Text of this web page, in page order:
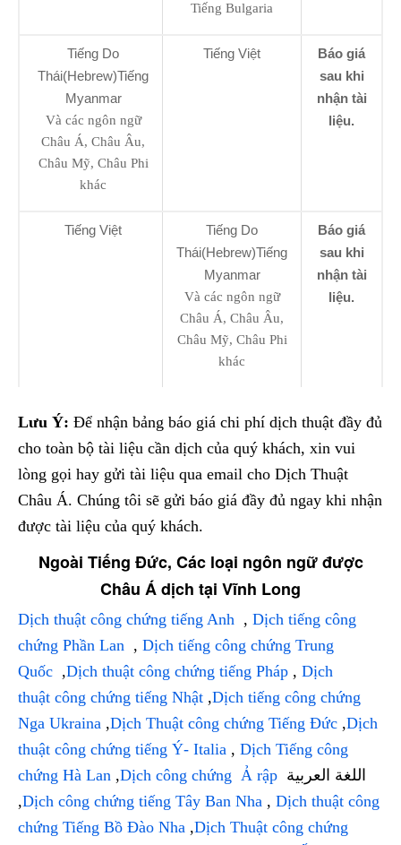
Tiếng Bulgaria
Tiếng Do
Thái(Hebrew)Tiếng
Myanmar
Và các ngôn ngữ
Châu Á, Châu Âu,
Châu Mỹ, Châu Phi
khác
Tiếng Việt
Báo giá
sau khi
nhận tài
liệu.
Tiếng Việt
Tiếng Do
Thái(Hebrew)Tiếng
Myanmar
Và các ngôn ngữ
Châu Á, Châu Âu,
Châu Mỹ, Châu Phi
khác
Báo giá
sau khi
nhận tài
liệu.
Lưu Ý: Để nhận bảng báo giá chi phí dịch thuật đầy đủ
cho toàn bộ tài liệu cần dịch của quý khách, xin vui
lòng gọi hay gửi tài liệu qua email cho Dịch Thuật
Châu Á. Chúng tôi sẽ gửi báo giá đầy đủ ngay khi nhận
được tài liệu của quý khách.
Ngoài Tiếng Đức, Các loại ngôn ngữ được
Châu Á dịch tại Vĩnh Long
Dịch thuật công chứng tiếng Anh , Dịch tiếng công
chứng Phần Lan , Dịch tiếng công chứng Trung
Quốc ,Dịch thuật công chứng tiếng Pháp , Dịch
thuật công chứng tiếng Nhật ,Dịch tiếng công chứng
Nga Ukraina ,Dịch Thuật công chứng Tiếng Đức ,Dịch
thuật công chứng tiếng Ý- Italia , Dịch Tiếng công
chứng Hà Lan ,Dịch công chứng Ả rập
,Dịch công chứng tiếng Tây Ban Nha , Dịch thuật công
chứng Tiếng Bồ Đào Nha ,Dịch Thuật công chứng